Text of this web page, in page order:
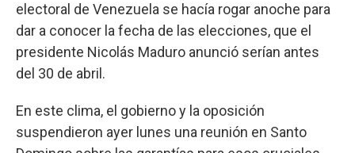
electoral de Venezuela se hacía rogar anoche para
dar a conocer la fecha de las elecciones, que el
presidente Nicolás Maduro anunció serían antes
del 30 de abril.
En este clima, el gobierno y la oposición
suspendieron ayer lunes una reunión en Santo